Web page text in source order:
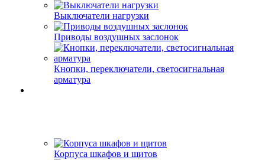
Выключатели нагрузки
Приводы воздушных заслонок
Кнопки, переключатели, светосигнальная
арматура
Корпуса шкафов и щитов